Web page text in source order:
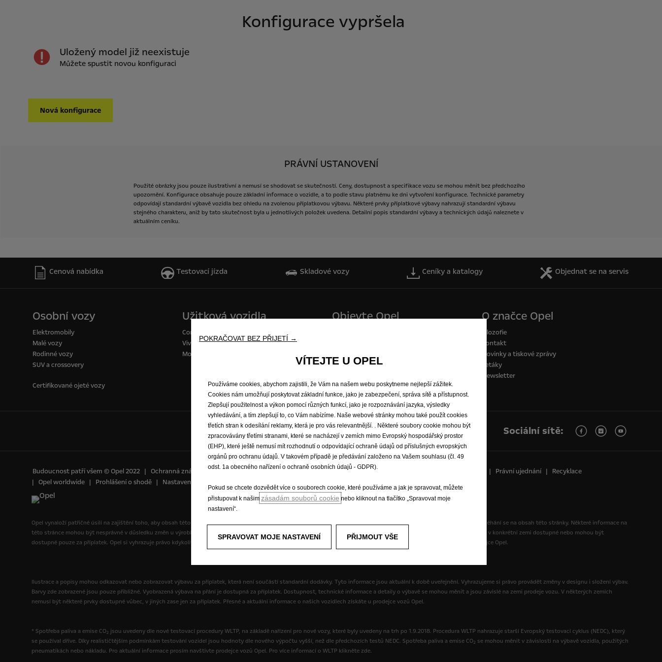
Konfigurace vypršela
Uložený model již neexistuje
Můžete spustit novou konfiguraci
Nová konfigurace
PRÁVNÍ USTANOVENÍ
Použité obrázky jsou pouze ilustrativní a nemusí se shodovat se skutečností. Ceny, dostupnost a specifikace vozu se mohou měnit bez předchozího
upozornění. Konfigurace obsahuje pouze základní informace o vozidle, a to podle stavu platnému ke dni vytvoření konfigurace. Technické parametry
odpovídají standardní výbavě vozidla bez ohledu na zvolenou příplatkovou výbavu. Některé prvky příplatkové výbavy nahrazují standardní výbavu
stejného charakteru, aniž by tato skutečnost byla u jednotlivých položek uvedena. Detailní popis standardní výbavy a technických údajů naleznete v
aktuálním ceníku.
Cenová nabídka Testovací jízda Skladové vozy Ceníky a katalogy Objednat se na servis
Osobní vozy
Elektromobily
Malé vozy
Rodinné vozy
SUV a crossovery
Certifikované ojeté vozy
Užitková vozidla
Combo Van
Vivaro Van
Movano
Objevte Opel
Opel lifestyle shop
O značce Opel
Filozofie
Kontakt
Novinky a tiskové zprávy
Letáky
Newsletter
Sociální sítě:
Budoucnost patří všem © Opel 2022 Ochranná známka a autorské právo Osobní údaje a právní aspekty Spotřeba paliva dle jízdního cyklu WLTP Právní ujednání
Recyklace
Opel worldwide
Prohlášení o shodě Nastavení cookies
Opel vynaloží patřičné úsilí na zajištění toho, aby obsah této stránky byl správný a aktuální, ale nepřijímá žádnou odpovědnost za jakékoliv nároky či ztráty vyplývající ze spoléhání se na obsah této stránky. Některé informace na
této stránce mohou být nesprávné v důsledku změn u výrobku, které se mohly od jeho uvedení na trh objevit. Některé popsané nebo vyobrazené součásti výbavy nemusí být v konkrétní zemi dostupné nebo mohou být
dostupné pouze za příplatek. Opel si vyhrazuje právo kdykoliv pozměnit specifikace výrobků. Pro získání specifikací výrobků platných ve Vaší zemi se obraťte na svého prodejce Opel.
Ilustrace a popisy mohou odkazovat nebo zobrazovat výbavu za příplatek, která není součástí standardní dodávky. Tyto informace jsou aktuální k době uveřejnění. Vyhrazujeme si právo provádět změny v designu i složení výbav.
Barvy zde zobrazené jsou pouze přibližné. Vyobrazená výbava na přání je dostupná za příplatek. Dostupnost, technické informace a detaily o výbavě se mohou měnit a jsou závislé na zemi prodeje vozu. V některých zemích
nemusí být některé prvky dostupné vůbec, v jiných zase jen za příplatek. Přesné a aktuální informace o našich vozidlech získáte u prodejce vozů Opel.
* Spotřeba paliva a emise CO2 jsou uvedeny dle nové testovací procedury WLTP, na základě nařízení pro nové vozy, které byly uvedeny na trh po 1.9.2018. Procedura WLTP nahrazuje starší Evropský testovací cyklus (NEDC), který
se používal dříve. Díky realističtějším podmínkám testování vozidel jsou hodnoty dle nového výpočtu vyšší, než dle předchozích testů NEDC. Spotřeba paliva a emise CO2 se mohou měnit v závislosti na výbavě vozidla, použitých
pneumatikách nebo nákladu. Pro aktuální informace prosím navštivte prodejce vozů Opel. Pro více informací o WLTP klikněte zde.
POKRAČOVAT BEZ PŘIJETÍ →
VÍTEJTE U OPEL
Používáme cookies, abychom zajistili, že Vám na našem webu poskytneme nejlepší zážitek.
Cookies nám umožňují poskytovat základní funkce, jako je zabezpečení, správa sítě a přístupnost.
Zlepšují použitelnost a výkon pomocí různých funkcí, jako je rozpoznávání jazyka, výsledky
vyhledávání, a tím zlepšují to, co Vám nabízíme. Naše webové stránky mohou také použít cookies
třetích stran k odesílání reklamy, která je pro vás relevantnější. . Některé soubory cookie mohou být
zpracovávány třetími stranami, které se nacházejí v zemích mimo Evropský hospodářský prostor
(EHP), které ještě nemusí mít rozhodnutí o odpovídající ochraně údajů od příslušných evropských
orgánů pro ochranu údajů. V takovém případě je předávání založeno na Vašem souhlasu (čl. 49
odst. 1a obecného nařízení o ochraně osobních údajů - GDPR).
Pokud se chcete dozvědět více o souborech cookie, které používáme a jak je spravovat, můžete
přistupovat k našim zásadám souborů cookie nebo kliknout na tlačítko „Spravovat moje
nastavení“.
SPRAVOVAT MOJE NASTAVENÍ PŘIJMOUT VŠE